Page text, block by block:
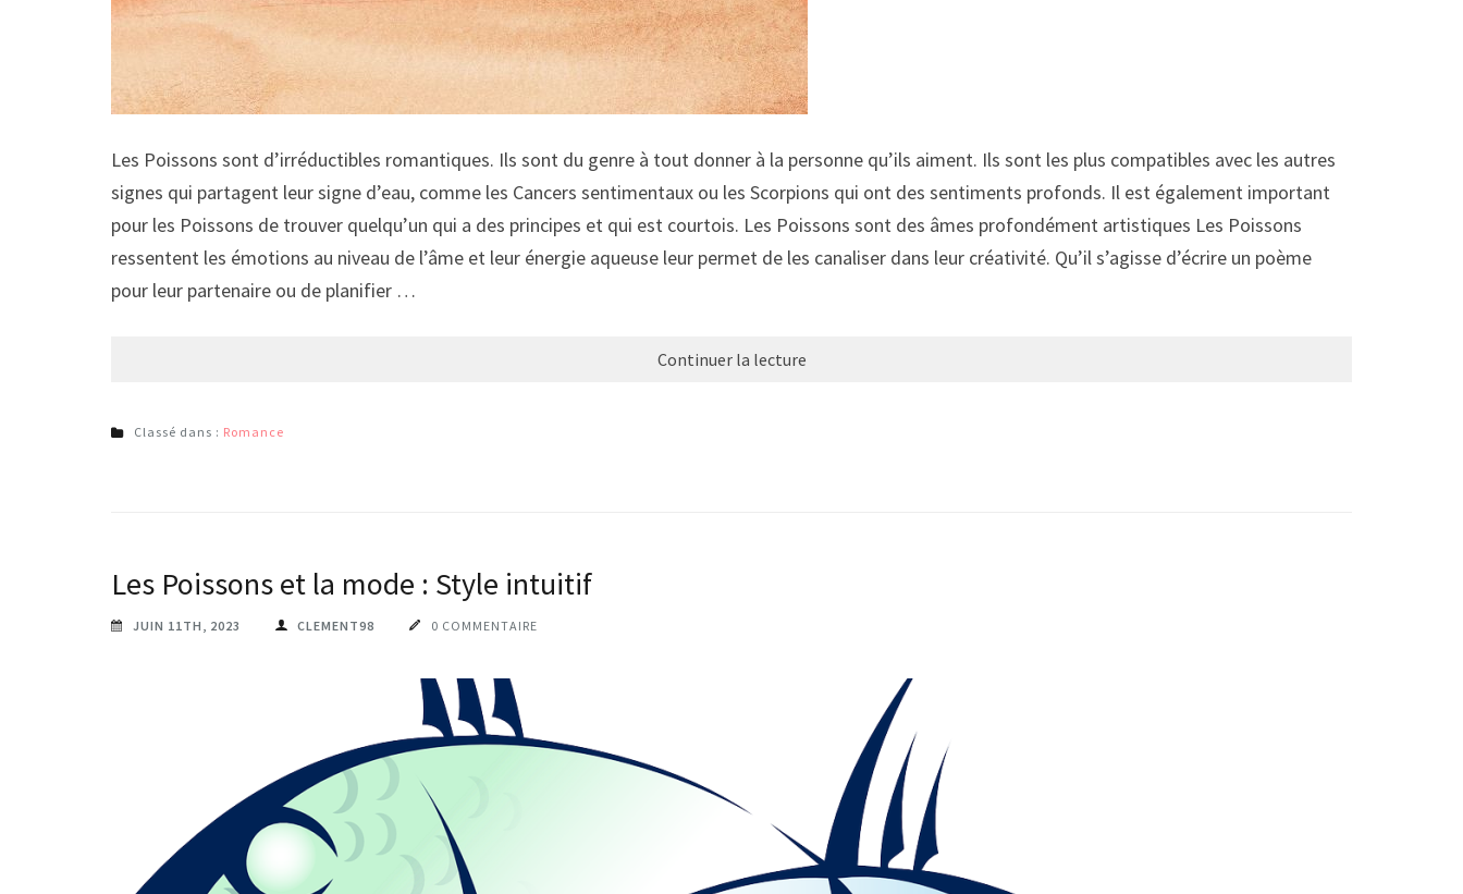
Les Poissons sont d’irréductibles romantiques. Ils sont du genre à tout donner à la personne qu’ils aiment. Ils sont les plus compatibles avec les autres
signes qui partagent leur signe d’eau, comme les Cancers sentimentaux ou les Scorpions qui ont des sentiments profonds. Il est également important
pour les Poissons de trouver quelqu’un qui a des principes et qui est courtois. Les Poissons sont des âmes profondément artistiques Les Poissons
ressentent les émotions au niveau de l’âme et leur énergie aqueuse leur permet de les canaliser dans leur créativité. Qu’il s’agisse d’écrire un poème
pour leur partenaire ou de planifier …
Continuer la lecture
Classé dans : Romance
Les Poissons et la mode : Style intuitif
JUIN 11TH, 2023 CLEMENT98 0 COMMENTAIRE